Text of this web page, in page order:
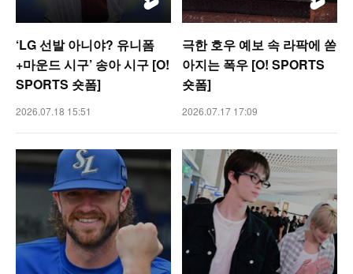
‘LG 선발 아니야? 유니폼
+마운드 시구’ 송아 시구 [O!
SPORTS 숏폼]
2026.07.18 15:51
극한 호우 예보 속 라팍에 쏟
아지는 폭우 [O! SPORTS
숏폼]
2026.07.17 17:09